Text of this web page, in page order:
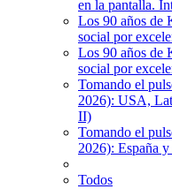
en la pantalla.
Los 90 años de
social por
Los 90 años de
social por
Tomando el
2026): USA,
II)
Tomando el
2026): España
Todos